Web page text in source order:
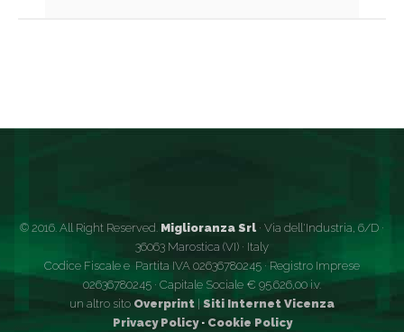
© 2016. All Right Reserved. Miglioranza Srl · Via dell'Industria, 6/D ·
36063 Marostica (VI) · Italy
Codice Fiscale e Partita IVA 02636780245 · Registro Imprese
02636780245 · Capitale Sociale € 95.626,00 i.v.
un altro sito Overprint Siti Internet Vicenza
Privacy Policy · Cookie Policy